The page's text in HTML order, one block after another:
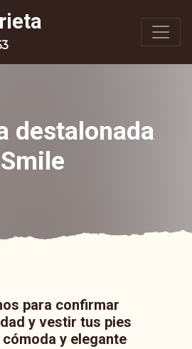
destalonada
Smile
para confirmar
y vestir tus pies
y elegante